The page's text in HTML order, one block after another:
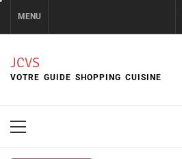
content
MENU
JCVS
VOTRE GUIDE SHOPPING CUISINE
Primary